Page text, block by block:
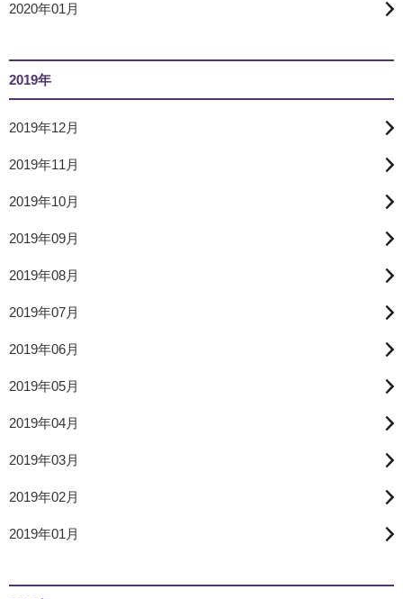
2020年01月
2019年
2019年12月
2019年11月
2019年10月
2019年09月
2019年08月
2019年07月
2019年06月
2019年05月
2019年04月
2019年03月
2019年02月
2019年01月